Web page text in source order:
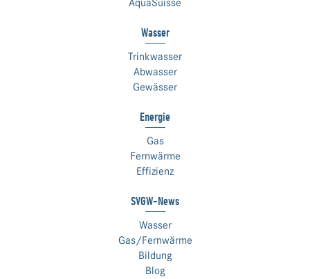
AquaSuisse
Wasser
Trinkwasser
Abwasser
Gewässer
Energie
Gas
Fernwärme
Effizienz
SVGW-News
Wasser
Gas/Fernwärme
Bildung
Blog